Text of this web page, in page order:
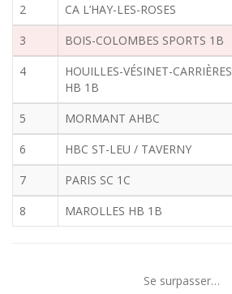
2
CA L’HAY-LES-ROSES
3
BOIS-COLOMBES SPORTS 1B
4
HOUILLES-VÉSINET-CARRIÈRES
HB 1B
5 MORMANT AHBC
6
HBC ST-LEU / TAVERNY
7
PARIS SC 1C
8
MAROLLES HB 1B
Se surpasser…